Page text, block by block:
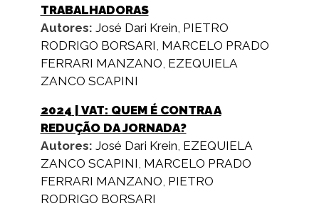
TRABALHADORAS
Autores: José Dari Krein PIETRO
RODRIGO BORSARI MARCELO PRADO
FERRARI MANZANO EZEQUIELA
ZANCO SCAPINI
2024 | VAT: QUEM É CONTRA A
REDUÇÃO DA JORNADA?
Autores: José Dari Krein EZEQUIELA
ZANCO SCAPINI MARCELO PRADO
FERRARI MANZANO PIETRO
RODRIGO BORSARI